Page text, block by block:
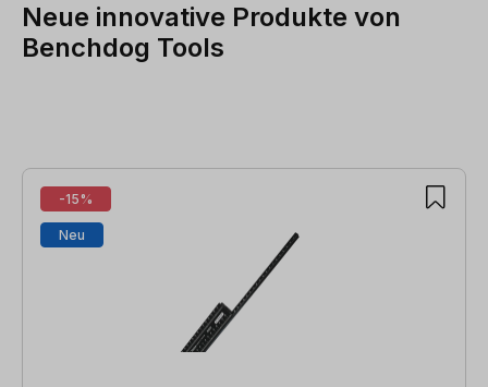
Neue innovative Produkte von
Benchdog Tools
Produktgalerie überspringen
-15%
Neu